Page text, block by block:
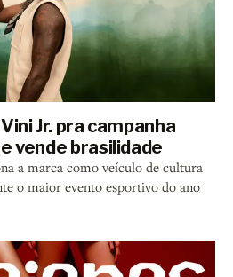
Jr. pra campanha
vende brasilidade
a marca como veículo de cultura
o maior evento esportivo do ano